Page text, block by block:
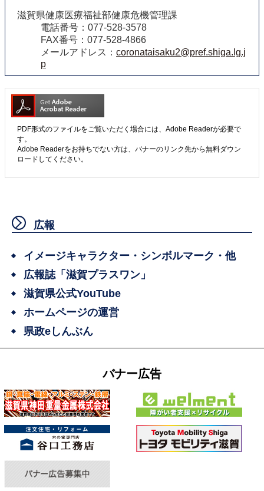
滋賀県健康医療福祉部健康危機管理課
電話番号：077-528-3578
FAX番号：077-528-4866
メールアドレス： coronataisaku2@pref.shiga.lg.j
p
PDF形式のファイルをご覧いただく場合には、Adobe Readerが必要で
す。
Adobe Readerをお持ちでない方は、バナーのリンク先から無料ダウン
ロードしてください。
広報
イメージキャラクター・シンボルマーク・他
広報誌「滋賀プラスワン」
滋賀県公式YouTube
ホームページの運営
県政eしんぶん
バナー広告